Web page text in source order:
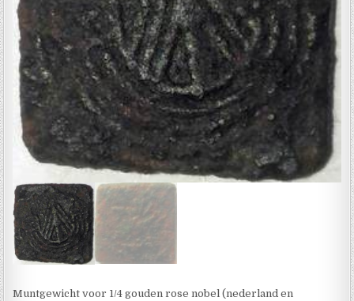
Muntgewicht voor 1/4 gouden rose nobel (nederland en